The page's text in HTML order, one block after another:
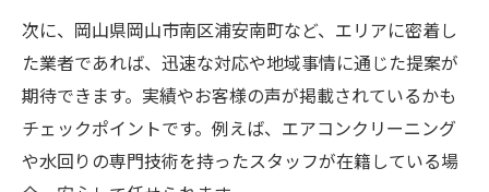
次に、岡山県岡山市南区浦安南町など、エリアに密着し
た業者であれば、迅速な対応や地域事情に通じた提案が
期待できます。実績やお客様の声が掲載されているかも
チェックポイントです。例えば、エアコンクリーニング
や水回りの専門技術を持ったスタッフが在籍している場